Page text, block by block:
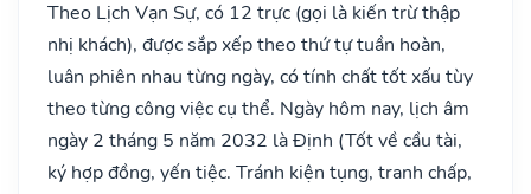
Theo Lịch Vạn Sự, có 12 trực (gọi là kiến trừ thập
nhị khách), được sắp xếp theo thứ tự tuần hoàn,
luân phiên nhau từng ngày, có tính chất tốt xấu tùy
theo từng công việc cụ thể. Ngày hôm nay, lịch âm
ngày 2 tháng 5 năm 2032 là Định (Tốt về cầu tài,
ký hợp đồng, yến tiệc. Tránh kiện tụng, tranh chấp,